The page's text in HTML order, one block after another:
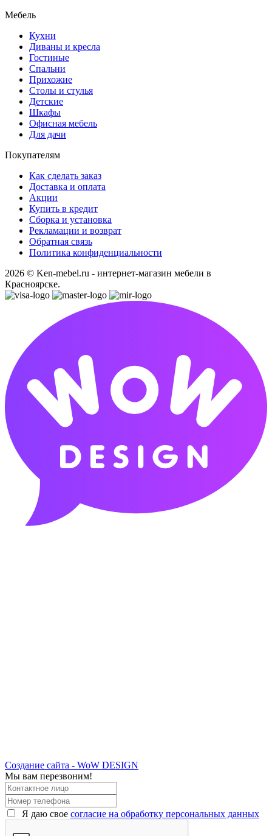
Мебель
Кухни
Диваны и кресла
Гостиные
Спальни
Прихожие
Столы и стулья
Детские
Шкафы
Офисная мебель
Для дачи
Покупателям
Как сделать заказ
Доставка и оплата
Акции
Купить в кредит
Сборка и установка
Рекламации и возврат
Обратная связь
Политика конфиденциальности
2026 © Ken-mebel.ru - интернет-магазин мебели в
Красноярске.
Создание сайта - WoW DESIGN
Мы вам перезвоним!
Я даю свое согласие на обработку персональных данных